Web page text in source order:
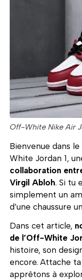
Off-White Nike Air
Bienvenue dans
White Jordan 1,
collaboration
Virgil Abloh. Si tu
simplement un
d’une chaussure
Dans cet article,
de l’Off-White
histoire, son
encore. Attache
apprêtons à